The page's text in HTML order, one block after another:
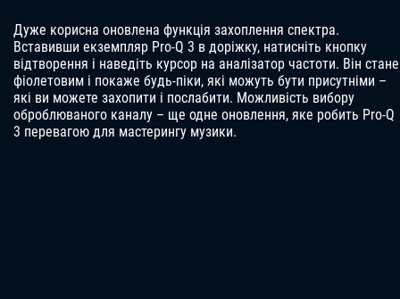
Дуже корисна оновлена ​​функція захоплення спектра.
Вставивши екземпляр Pro-Q 3 в доріжку, натисніть кнопку
відтворення і наведіть курсор на аналізатор частоти. Він стане
фіолетовим і покаже будь-піки, які можуть бути присутніми –
які ви можете захопити і послабити. Можливість вибору
оброблюваного каналу – ще одне оновлення, яке робить Pro-Q
3 перевагою для мастерингу музики.